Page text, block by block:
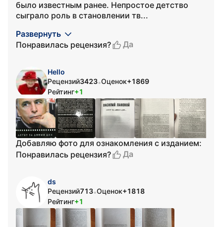
было известным ранее. Непростое детство
сыграло роль в становлении тв...
Развернуть
Понравилась рецензия?
Да
Hello
Рецензий3423•Оценок+1869
Рейтинг+1
Добавляю фото для ознакомления с изданием:
Понравилась рецензия?
Да
ds
Рецензий713•Оценок+1818
Рейтинг+1